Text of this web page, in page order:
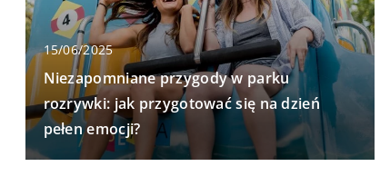
15/06/2025
Niezapomniane przygody w parku
rozrywki: jak przygotować się na dzień
pełen emocji?